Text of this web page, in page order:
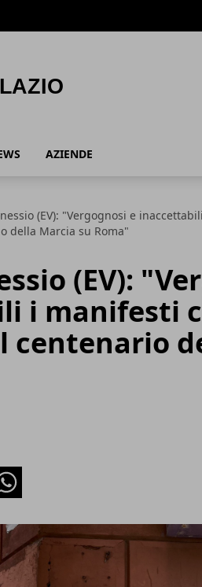
AZIENDE
(EV): "Vergognosi e
della Marcia su Roma"
(EV):
i manifesti
centenario